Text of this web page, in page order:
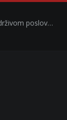
Kompanija Delez Srbija objavila Izveštaj o održivom poslovanju za 2025. godinu Briga o zajednici kroz program „Hrana za sve“ i edukaciju učenika